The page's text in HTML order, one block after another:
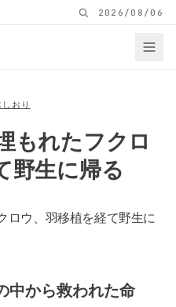
2026/08/06
おり
もれたフクロ
野生に帰る
中から救われた命